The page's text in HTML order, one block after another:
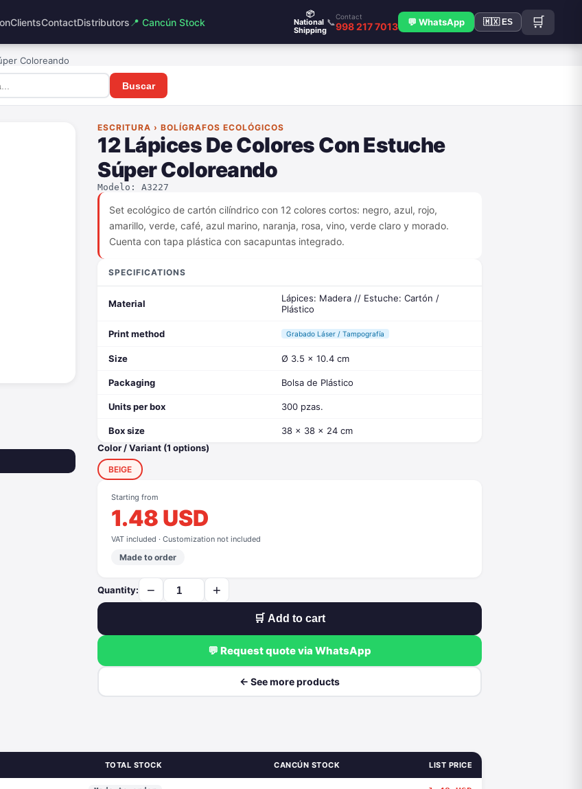
ClientsContactDistributors 📍 Cancún Stock
📦
National
Shipping
📞
Contact
998 217 7013 💬 WhatsApp 🇲🇽 ES 🛒
Coloreando
Buscar
ESCRITURA › BOLÍGRAFOS ECOLÓGICOS
12 Lápices De Colores Con Estuche
Súper Coloreando
Modelo: A3227
Set ecológico de cartón cilíndrico con 12 colores cortos: negro, azul, rojo,
amarillo, verde, café, azul marino, naranja, rosa, vino, verde claro y morado.
Cuenta con tapa plástica con sacapuntas integrado.
SPECIFICATIONS
Material
Lápices: Madera // Estuche: Cartón /
Plástico
Print method Grabado Láser / Tampografía
Size Ø 3.5 x 10.4 cm
Packaging Bolsa de Plástico
Units per box 300 pzas.
Box size
38 x 38 x 24 cm
Color / Variant (1 options)
BEIGE
Starting from
1.48 USD
VAT included · Customization not included
Made to order
Quantity: − +
🛒 Add to cart
💬 Request quote via WhatsApp
← See more products
TOTAL STOCK CANCÚN STOCK LIST PRICE